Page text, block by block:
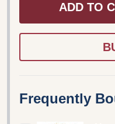
ADD TO
Frequently